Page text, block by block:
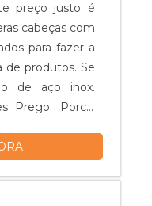
preço justo é
cabeças com
para fazer a
produtos. Se
de aço inox.
Bala;